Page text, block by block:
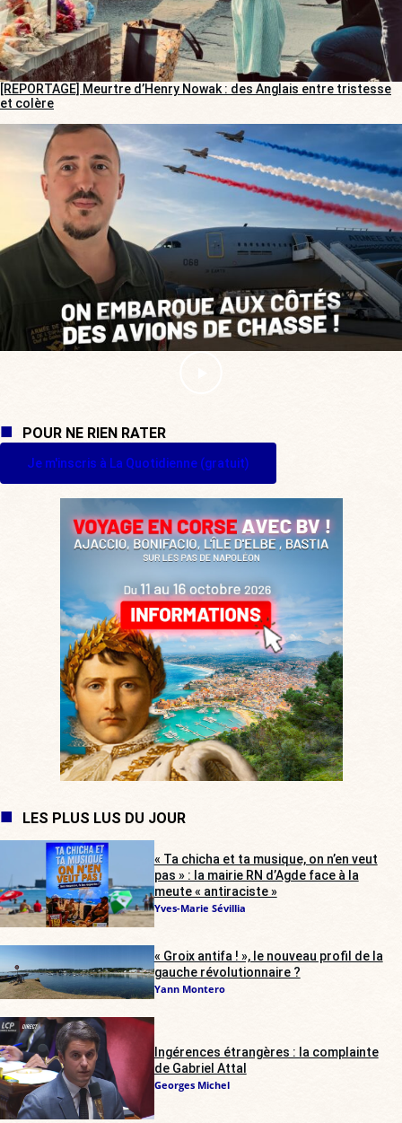
[REPORTAGE] Meurtre d’Henry Nowak : des Anglais entre tristesse
et colère
POUR NE RIEN RATER
Je m'inscris à La Quotidienne (gratuit)
LES PLUS LUS DU JOUR
« Ta chicha et ta musique, on n’en veut
pas » : la mairie RN d’Agde face à la
meute « antiraciste »
Yves-Marie Sévillia
« Groix antifa ! », le nouveau profil de la
gauche révolutionnaire ?
Yann Montero
Ingérences étrangères : la complainte
de Gabriel Attal
Georges Michel